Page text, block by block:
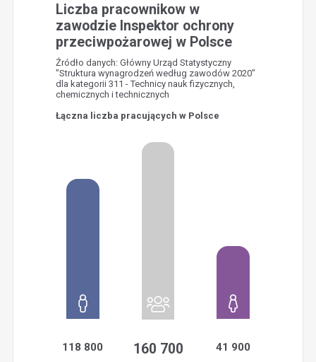
Liczba pracownikow w
zawodzie Inspektor ochrony
przeciwpożarowej w Polsce
Źródło danych: Główny Urząd Statystyczny
"Struktura wynagrodzeń według zawodów 2020"
dla kategorii 311 - Technicy nauk fizycznych,
chemicznych i technicznych
Łączna liczba pracujących w Polsce
118 800 160 700 41 900